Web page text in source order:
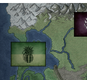
Previous